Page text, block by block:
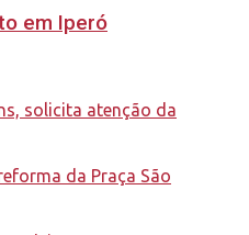
em Iperó